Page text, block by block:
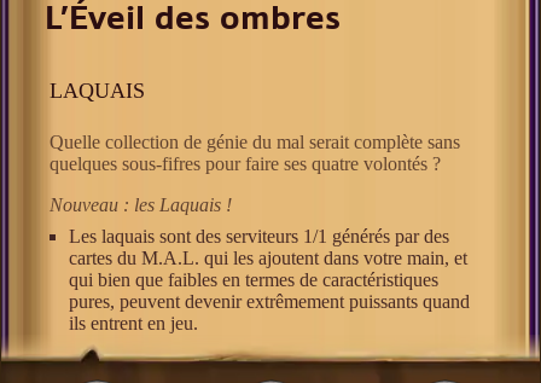
L’Éveil des ombres
LAQUAIS
Quelle collection de génie du mal serait complète sans
quelques sous-fifres pour faire ses quatre volontés ?
Nouveau : les Laquais !
Les laquais sont des serviteurs 1/1 générés par des
cartes du M.A.L. qui les ajoutent dans votre main, et
qui bien que faibles en termes de caractéristiques
pures, peuvent devenir extrêmement puissants quand
ils entrent en jeu.